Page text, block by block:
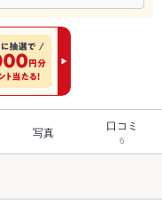
写真 口コミ
6